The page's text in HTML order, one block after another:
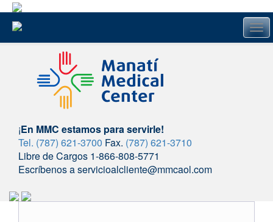
¡En MMC estamos para servirle!
Tel. (787) 621-3700 Fax. (787) 621-3710
Libre de Cargos 1-866-808-5771
Escríbenos a servicioalcliente@mmcaol.com